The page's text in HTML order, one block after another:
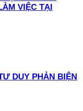
VIỆC TẠI
DUY PHẢN BIỆN